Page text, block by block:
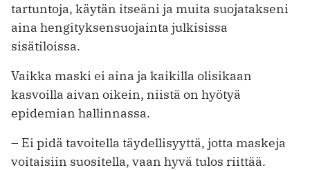
tartuntoja, käytän itseäni ja muita suojatakseni
aina hengityksensuojainta julkisissa
sisätiloissa.
Vaikka maski ei aina ja kaikilla olisikaan
kasvoilla aivan oikein, niistä on hyötyä
epidemian hallinnassa.
– Ei pidä tavoitella täydellisyyttä, jotta maskeja
voitaisiin suositella, vaan hyvä tulos riittää.